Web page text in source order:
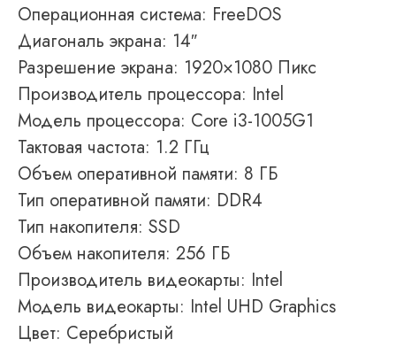
Операционная система: FreeDOS
Диагональ экрана: 14″
Разрешение экрана: 1920×1080 Пикс
Производитель процессора: Intel
Модель процессора: Core i3-1005G1
Тактовая частота: 1.2 ГГц
Объем оперативной памяти: 8 ГБ
Тип оперативной памяти: DDR4
Тип накопителя: SSD
Объем накопителя: 256 ГБ
Производитель видеокарты: Intel
Модель видеокарты: Intel UHD Graphics
Цвет: Серебристый